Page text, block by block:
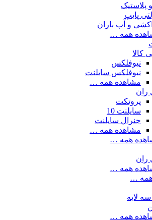
پلاستیک
پایپ
و آب باران
همه …
کالا
نیوفلکس
نیوفلکس سایلنت
مشاهده همه …
ران
پروتکت
سایلنت 10
جنرال سایلنت
مشاهده همه …
همه …
ران
همه …
…
لایه
همه …